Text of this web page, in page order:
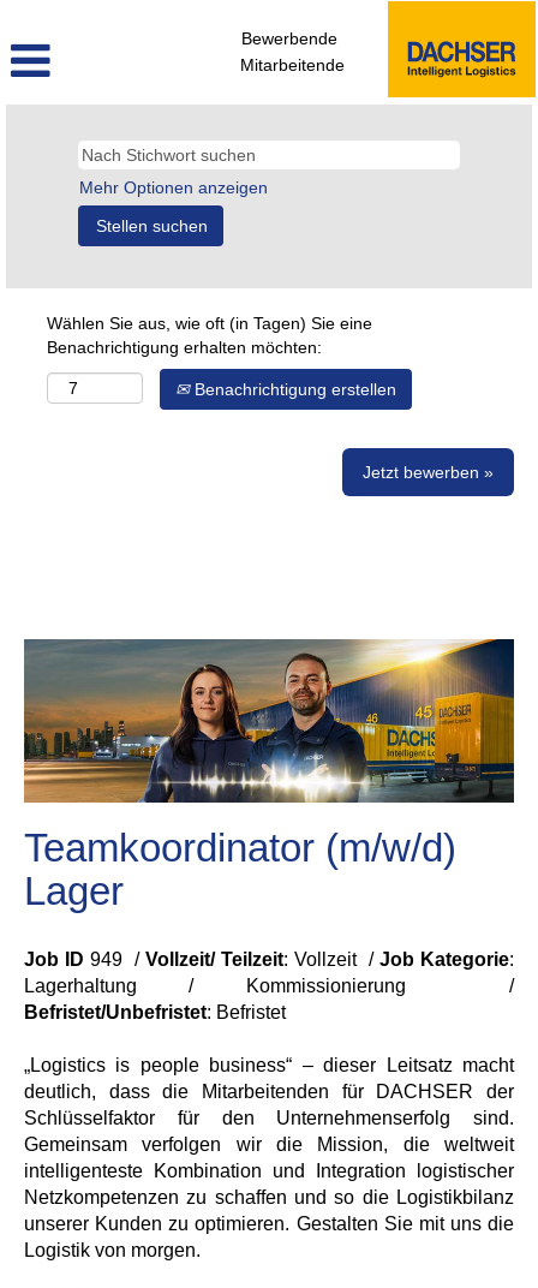
Bewerbende
Mitarbeitende
Mehr Optionen anzeigen
Wählen Sie aus, wie oft (in Tagen) Sie eine
Benachrichtigung erhalten möchten:
Benachrichtigung erstellen
Jetzt bewerben »
Teamkoordinator (m/w/d)
Lager
Job ID 949 / Vollzeit/ Teilzeit: Vollzeit / Job Kategorie:
Lagerhaltung / Kommissionierung /
Befristet/Unbefristet: Befristet
„Logistics is people business“ – dieser Leitsatz macht
deutlich, dass die Mitarbeitenden für DACHSER der
Schlüsselfaktor für den Unternehmenserfolg sind.
Gemeinsam verfolgen wir die Mission, die weltweit
intelligenteste Kombination und Integration logistischer
Netzkompetenzen zu schaffen und so die Logistikbilanz
unserer Kunden zu optimieren. Gestalten Sie mit uns die
Logistik von morgen.